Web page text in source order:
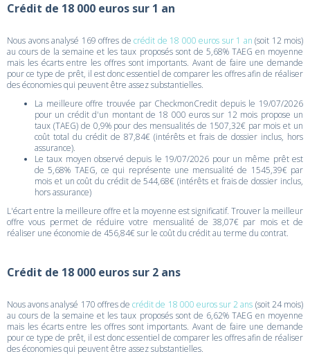
Crédit de 18 000 euros sur 1 an
Nous avons analysé 169 offres de crédit de 18 000 euros sur 1 an (soit 12 mois)
au cours de la semaine et les taux proposés sont de 5,68% TAEG en moyenne
mais les écarts entre les offres sont importants. Avant de faire une demande
pour ce type de prêt, il est donc essentiel de comparer les offres afin de réaliser
des économies qui peuvent être assez substantielles.
La meilleure offre trouvée par CheckmonCredit depuis le 19/07/2026
pour un crédit d'un montant de 18 000 euros sur 12 mois propose un
taux (TAEG) de 0,9% pour des mensualités de 1507,32€ par mois et un
coût total du crédit de 87,84€ (intérêts et frais de dossier inclus, hors
assurance).
Le taux moyen observé depuis le 19/07/2026 pour un même prêt est
de 5,68% TAEG, ce qui représente une mensualité de 1545,39€ par
mois et un coût du crédit de 544,68€ (intérêts et frais de dossier inclus,
hors assurance)
L'écart entre la meilleure offre et la moyenne est significatif. Trouver la meilleur
offre vous permet de réduire votre mensualité de 38,07€ par mois et de
réaliser une économie de 456,84€ sur le coût du crédit au terme du contrat.
Crédit de 18 000 euros sur 2 ans
Nous avons analysé 170 offres decrédit de 18 000 euros sur 2 ans (soit 24 mois)
au cours de la semaine et les taux proposés sont de 6,62% TAEG en moyenne
mais les écarts entre les offres sont importants. Avant de faire une demande
pour ce type de prêt, il est donc essentiel de comparer les offres afin de réaliser
des économies qui peuvent être assez substantielles.